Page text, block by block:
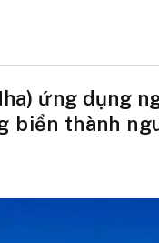
ứng dụng
biển thành